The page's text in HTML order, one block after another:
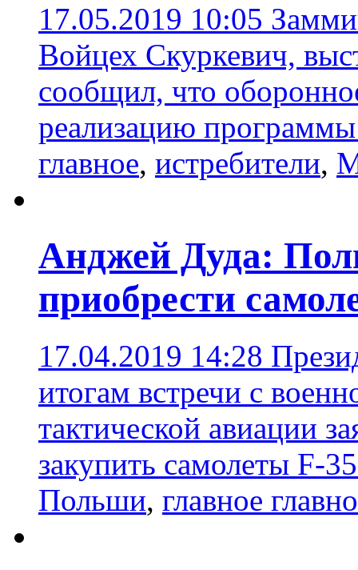
17.05.2019 10:05
Войцех Скуркевич,
сообщил, что
реализацию
главное, истребители,
Анджей Дуда:
приобрести
17.04.2019 14:28
итогам встречи с
тактической авиации
закупить самолеты F-
Польши, главное